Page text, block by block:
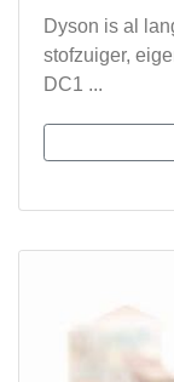
Dyson is al
stofzuiger,
DC1 ...